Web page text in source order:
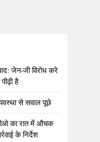
जेन-जी विरोध करे
है
से सवाल पूछे
का रात में औचक
के निर्देश